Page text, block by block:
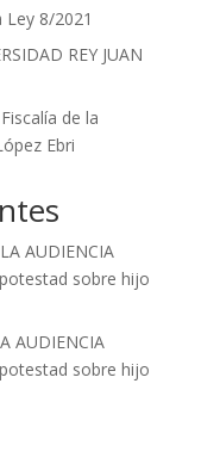
8/2021
REY JUAN
de la
Ebri
AUDIENCIA
sobre hijo
AUDIENCIA
sobre hijo